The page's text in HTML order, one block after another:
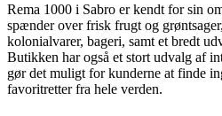
Rema 1000 i Sabro er kendt for sin
spænder over frisk frugt og
kolonialvarer, bageri, samt et bredt
Butikken har også et stort udvalg af
gør det muligt for kunderne at finde
favoritretter fra hele verden.